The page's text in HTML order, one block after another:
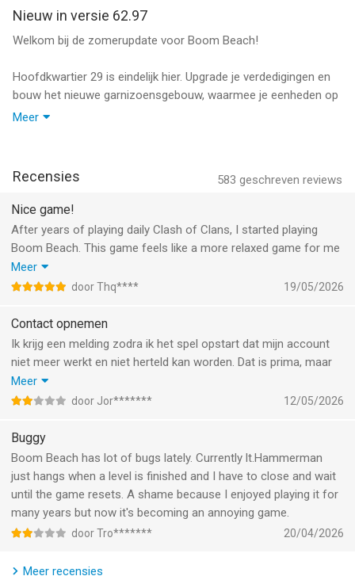
samenwerkingsmissies uitvoert.
spelen.
Richtlijn voor ouders:
http://www.supercell.net/privacy-policy/
Algemene voorwaarden:
http://www.supercell.net/terms-of-service/
--
iPod touch met iOS versie 15.0 of hoger, geschikt bevonden
voor gebruikers met leeftijden vanaf9 jaar.
Informatie voor Boom Beachis het laatst vergeleken op 7 Aug
om 16:13.
Nieuw in versie 62.97
Welkom bij de zomerupdate voor Boom Beach!
Hoofdkwartier 29 is eindelijk hier. Upgrade je verdedigingen en
bouw het nieuwe garnizoensgebouw, waarmee je eenheden op
patrouille kunt zetten om je basis te beschermen tegen
De sergeanten worden aangevuld door Freja Rydgaard, een
nieuwe lasersoldate-leider.
Spelers hebben een nieuwe avatarpagina, waar ze hun
voortgang kunnen bekijken en checken hoe andere spelers het
doen.
Veel Boom Beach-plezier!
Meer
583 geschreven reviews
Recensies
Nice game!
After years of playing daily Clash of Clans, I started playing
Boom Beach. This game feels like a more relaxed game for me
to play when I want to play. There is no extreme pressure to
play for hours every day like in Clash of Clans.
Meer
door Thq**** 19/05/2026
Contact opnemen
Ik krijg een melding zodra ik het spel opstart dat mijn account
niet meer werkt en niet herteld kan worden. Dat is prima, maar
hoe kan ik opnieuw inloggen? Account aanmaken moet in het
spel, waar ik niet in kom en op jullie site is kun je ook alleen
oplossing!
Meer
door Jor******* 12/05/2026
Buggy
Boom Beach has lot of bugs lately. Currently lt.Hammerman
just hangs when a level is finished and I have to close and wait
until the game resets. A shame because I enjoyed playing it for
many years but now it's becoming an annoying game.
door Tro******* 20/04/2026
Meer recensies